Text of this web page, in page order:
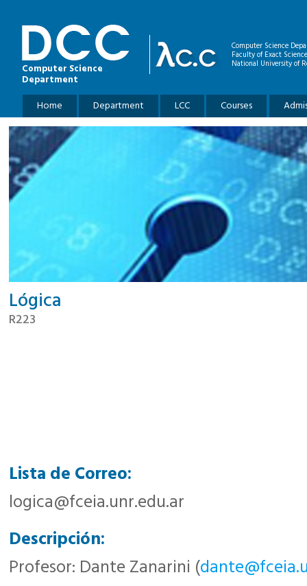
Computer Science
Department
Computer Science
Faculty of Exact
National University of
Main menu
Home Department LCC Courses
Lógica
R223
Lista de Correo:
logica@fceia.unr.edu.ar
Descripción:
Profesor: Dante Zanarini (